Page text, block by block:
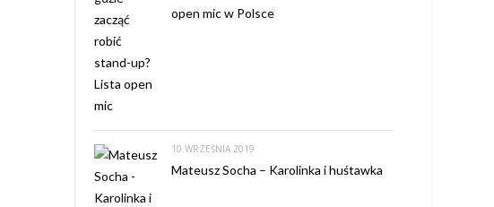
open mic w Polsce
10 WRZEŚNIA 2019
Mateusz Socha – Karolinka i huśtawka